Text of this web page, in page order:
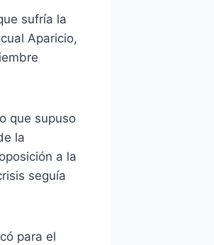
sufría la
Aparicio,
que supuso
la
a la
seguía
para el